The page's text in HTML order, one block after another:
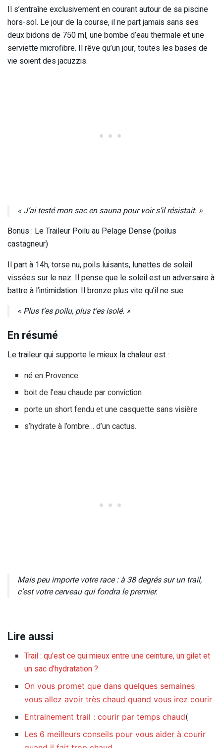
Il s’entraîne exclusivement en courant autour de sa piscine
hors-sol. Le jour de la course, il ne part jamais sans ses
deux bidons de 750 ml, une bombe d’eau thermale et une
serviette microfibre. Il rêve qu’un jour, toutes les bases de
vie soient des jacuzzis.
« J’ai testé mon sac en sauna pour voir s’il résistait. »
Bonus : Le Traileur Poilu au Pelage Dense (poilus
castagneur)
Il part à 14h, torse nu, poils luisants, lunettes de soleil
vissées sur le nez. Il pense que le soleil est un adversaire à
battre à l’intimidation. Il bronze plus vite qu’il ne sue.
« Plus t’es poilu, plus t’es isolé. »
En résumé
Le traileur qui supporte le mieux la chaleur est :
né en Provence
boit de l’eau chaude par conviction
porte un short fendu et une casquette sans visière
s’hydrate à l’ombre… d’un cactus.
Mais peu importe votre race : à 38 degrés sur un trail,
c’est votre cerveau qui fondra le premier.
Lire aussi
Trail : qu’est ce qui mieux entre une ceinture, un gilet et
un sac d’hydratation ?
On vous promet que dans quelques semaines
vous allez avoir très chaud quand vous irez courir
Entrainement trail : courir par temps chaud(
Les 6 meilleurs conseils pour vous aider à courir